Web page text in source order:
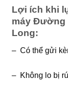
Lợi ích khi
máy Đường
Long:
– Có thể gửi
– Không lo bị